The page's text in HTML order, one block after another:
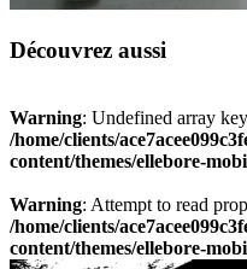
Découvrez aussi
Warning: Undefined array
/home/clients/
content/themes/ellebore-
Warning: Attempt to read
/home/clients/
content/themes/ellebore-